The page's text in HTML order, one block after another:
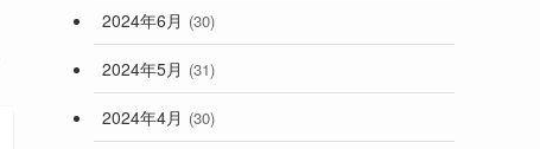
2024年6月 (30)
2024年5月 (31)
2024年4月 (30)